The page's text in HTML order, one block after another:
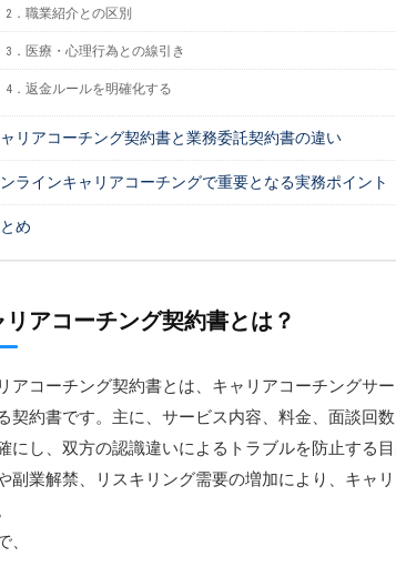
2．職業紹介との区別
3．医療・心理行為との線引き
4．返金ルールを明確化する
リアコーチング契約書と業務委託契約書の違い
ラインキャリアコーチングで重要となる実務ポイント
め
リアコーチング契約書とは？
アコーチング契約書とは、キャリアコーチングサ
契約書です。主に、サービス内容、料金、面談回
にし、双方の認識違いによるトラブルを防止する
副業解禁、リスキリング需要の増加により、キャ
、